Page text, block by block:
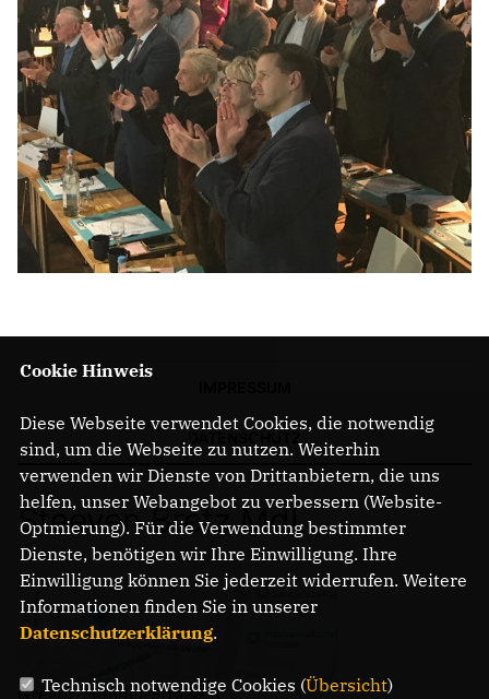
Steeven Bretz MdL
Gregor-Mendel-Straße 3
Cookie Hinweis
Diese Webseite verwendet Cookies, die notwendig
sind, um die Webseite zu nutzen. Weiterhin
verwenden wir Dienste von Drittanbietern, die uns
helfen, unser Webangebot zu verbessern (Website-
Optmierung). Für die Verwendung bestimmter
Dienste, benötigen wir Ihre Einwilligung. Ihre
Einwilligung können Sie jederzeit widerrufen. Weitere
Informationen finden Sie in unserer
Datenschutzerklärung.
Technisch notwendige Cookies (Übersicht)